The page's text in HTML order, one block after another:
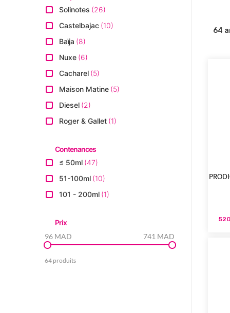
Solinotes 26
Castelbajac 10
Baïja 8
Nuxe 6
Cacharel 5
Maison Matine 5
Diesel 2
Roger & Gallet 1
Contenances
≤ 50ml 47
51-100ml 10
101 - 200ml 1
Prix
96 MAD
741 MAD
64 produits
64